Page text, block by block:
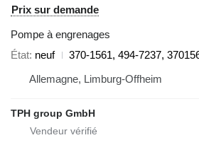
Prix sur demande
Pompe à engrenages
État neuf
370-1561, 494-7237,
Allemagne, Limburg-Offheim
TPH group GmbH